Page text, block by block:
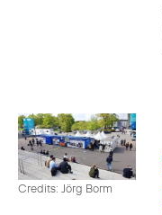
Credits: Jörg Borm